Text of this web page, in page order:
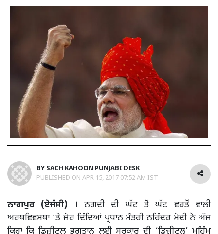
BY SACH KAHOON PUNJABI DESK
PUBLISHED ON APR 15, 2017 07:52 AM IST
ਨਾਗਪੁਰ (ਏਜੰਸੀ) । ਨਗਦੀ ਦੀ ਘੱਟ ਤੋਂ ਘੱਟ ਵਰਤੋਂ ਵਾਲੀ
ਅਰਥਵਿਵਸਥਾ ‘ਤੇ ਜ਼ੋਰ ਦਿੰਦਿਆਂ ਪ੍ਰਧਾਨ ਮੰਤਰੀ ਨਰਿੰਦਰ ਮੋਦੀ ਨੇ ਅੱਜ
ਕਿਹਾ ਕਿ ਡਿਜ਼ੀਟਲ ਭੁਗਤਾਨ ਲਈ ਸਰਕਾਰ ਦੀ ‘ਡਿਜ਼ੀਟਲ’ ਮੁਹਿੰਮ